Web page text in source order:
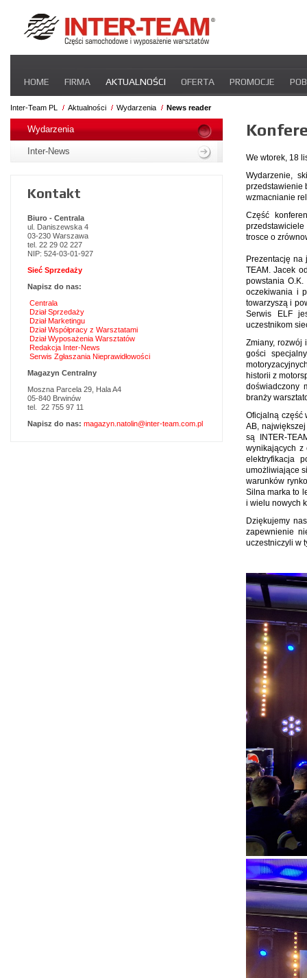
nawigacje
HOME FIRMA AKTUALNOŚCI OFERTA PROMOCJE
STREFA DLA PRZEWOŹNIKA CERTYFIKATY
Inter-Team PL Aktualności Wydarzenia News reader
We wtorek, 18
Wydarzenie,
przedstawienie
wzmacnianie
Część
trosce o
Prezentację na
TEAM. Jacek
powstania
oczekiwania i
towarzyszą i
Serwis ELF
uczestnikom
Zmiany, rozwój
gości
historii z
doświadczony
branży
Oficjalną część
AB,
są INTER-
wynikających z
elektryfikacja
umożliwiające
warunków
Silna marka to
i wielu nowych
Dziękujemy
zapewnienie
uczestniczyli w
Pomiń
nawigacje
Wydarzenia
Inter-News
Kontakt
Biuro - Centrala
ul. Daniszewska 4
03-230 Warszawa
tel. 22 29 02 227
NIP: 524-03-01-927
Sieć Sprzedaży
Napisz do nas:
Centrala
Dział Sprzedaży
Dział Marketingu
Dział Współpracy z Warsztatami
Dział Wyposażenia Warsztatów
Redakcja Inter-News
Serwis Zgłaszania Nieprawidłowości
Magazyn Centralny
Moszna Parcela 29, Hala A4
05-840 Brwinów
tel. 22 755 97 11
Napisz do nas: magazyn.natolin@inter-team.com.pl